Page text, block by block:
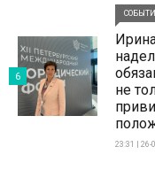
не
23:31 | 26-
6